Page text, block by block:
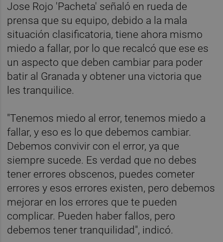
Jose Rojo 'Pacheta' señaló en rueda de
prensa que su equipo, debido a la mala
situación clasificatoria, tiene ahora mismo
miedo a fallar, por lo que recalcó que ese es
un aspecto que deben cambiar para poder
batir al Granada y obtener una victoria que
les tranquilice.
"Tenemos miedo al error, tenemos miedo a
fallar, y eso es lo que debemos cambiar.
Debemos convivir con el error, ya que
siempre sucede. Es verdad que no debes
tener errores obscenos, puedes cometer
errores y esos errores existen, pero debemos
mejorar en los errores que te pueden
complicar. Pueden haber fallos, pero
debemos tener tranquilidad", indicó.